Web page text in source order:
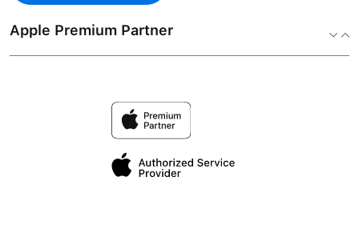
Apple Premium Partner